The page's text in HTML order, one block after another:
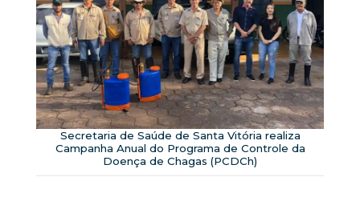
Secretaria de Saúde de Santa Vitória realiza
Campanha Anual do Programa de Controle da
Doença de Chagas (PCDCh)